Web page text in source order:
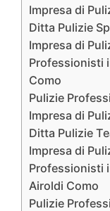
Impresa di
Ditta Pulizie
Impresa di
Professionisti
Como
Pulizie
Impresa di
Ditta Pulizie
Impresa di
Professionisti
Airoldi Como
Pulizie